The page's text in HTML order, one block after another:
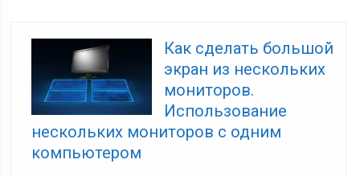
Как сделать большой
экран из нескольких
мониторов.
Использование
нескольких мониторов с одним
компьютером